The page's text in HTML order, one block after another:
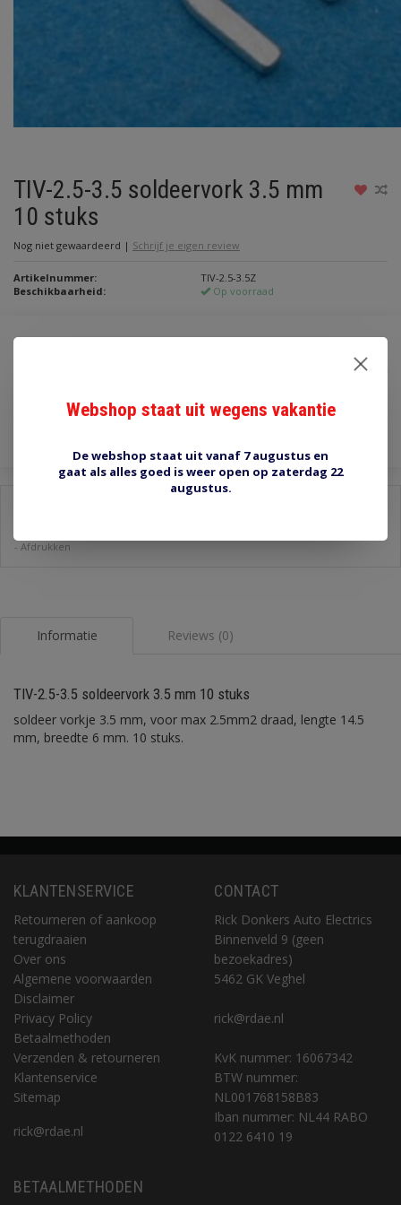
TIV-2.5-3.5 soldeervork 3.5 mm
10 stuks
Nog niet gewaardeerd | Schrijf je eigen review
Artikelnummer:
TIV-2.5-3.5Z
Beschikbaarheid:
Op voorraad
€1,30
Incl. btw
Toevoegen aan winkelwagen
- Afdrukken
Informatie Reviews (0)
TIV-2.5-3.5 soldeervork 3.5 mm 10 stuks
soldeer vorkje 3.5 mm, voor max 2.5mm2 draad, lengte 14.5
mm, breedte 6 mm. 10 stuks.
KLANTENSERVICE
Retourneren of aankoop
terugdraaien
Over ons
Algemene voorwaarden
Disclaimer
Privacy Policy
Betaalmethoden
Verzenden & retourneren
Klantenservice
Sitemap
rick@rdae.nl
CONTACT
Rick Donkers Auto Electrics
Binnenveld 9 (geen
bezoekadres)
5462 GK Veghel
rick@rdae.nl
KvK nummer: 16067342
BTW nummer:
NL001768158B83
Iban nummer: NL44 RABO
0122 6410 19
BETAALMETHODEN
Webshop staat uit wegens vakantie
De webshop staat uit vanaf 7 augustus en
gaat als alles goed is weer open op zaterdag 22
augustus.